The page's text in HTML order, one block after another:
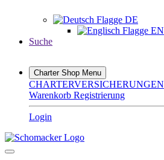
DE
EN
Suche
Charter Shop Menu
CHARTERVERSICHERUNGEN
Warenkorb Registrierung
Login